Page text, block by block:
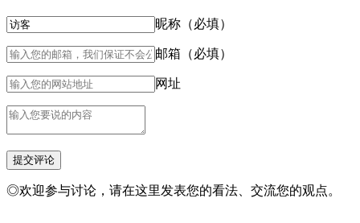
昵称（必填）
邮箱（必填）
网址
◎欢迎参与讨论，请在这里发表您的看法、交流您的观点。